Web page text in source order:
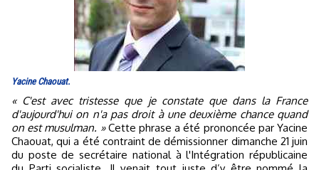
Yacine Chaouat.
« C'est avec tristesse que je constate que dans la France
d'aujourd'hui on n'a pas droit à une deuxième chance quand
on est musulman. »Cette phrase a été prononcée par Yacine
Chaouat, qui a été contraint de démissionner dimanche 21 juin
du poste de secrétaire national à l'Intégration républicaine